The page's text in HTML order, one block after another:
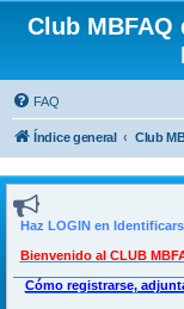
Club
FAQ
Índice general
Haz LOGIN en
Bienvenido al CLUB
Cómo registrarse,